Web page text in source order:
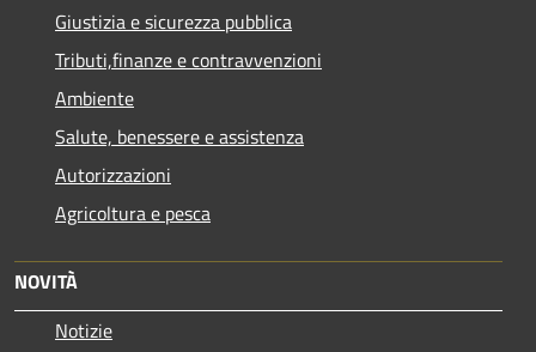
Giustizia e sicurezza pubblica
Tributi,finanze e contravvenzioni
Ambiente
Salute, benessere e assistenza
Autorizzazioni
Agricoltura e pesca
NOVITÀ
Notizie